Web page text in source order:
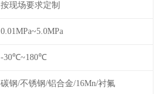
按现场要求定制
0.01MPa~5.0MPa
-30℃~180℃
碳钢/不锈钢/铝合金/16Mn/衬氟